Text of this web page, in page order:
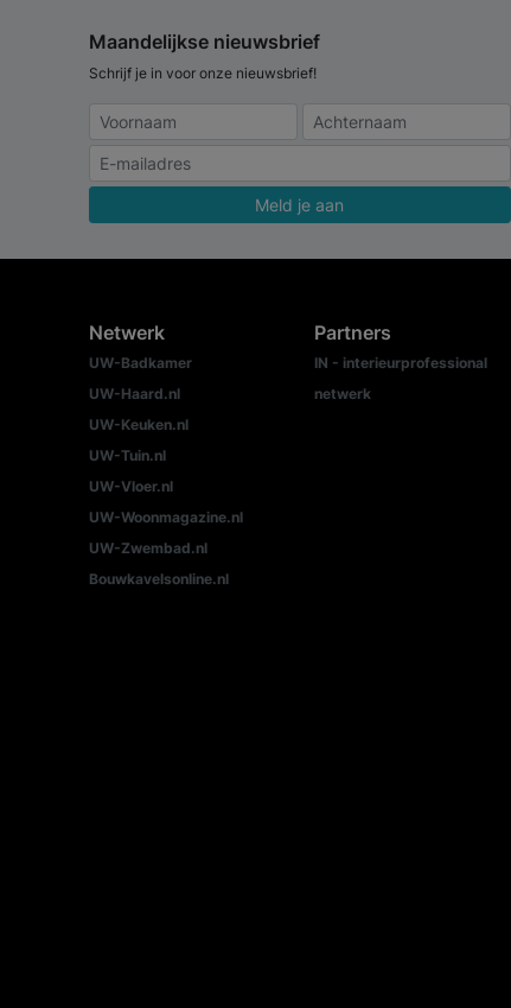
Maandelijkse nieuwsbrief
Schrijf je in voor onze nieuwsbrief!
Meld je aan
Netwerk
UW-Badkamer
UW-Haard.nl
UW-Keuken.nl
UW-Tuin.nl
UW-Vloer.nl
UW-Woonmagazine.nl
UW-Zwembad.nl
Bouwkavelsonline.nl
Partners
IN - interieurprofessional
netwerk